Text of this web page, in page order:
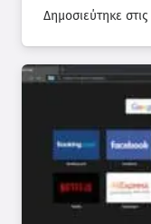
Δημοσιεύτηκε στις